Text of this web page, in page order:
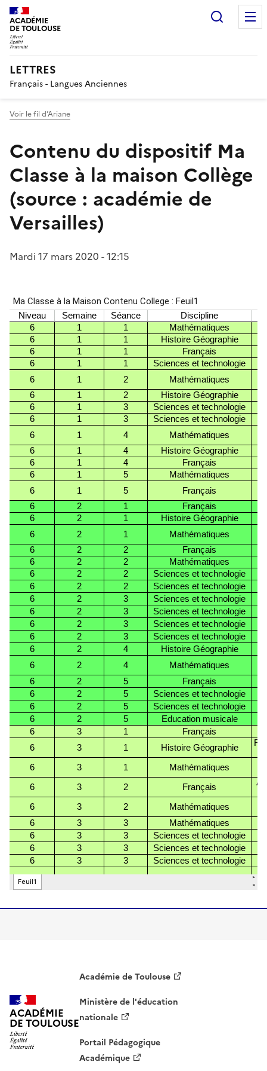
ACADÉMIE
DE TOULOUSE
LETTRES
Français - Langues Anciennes
Voir le fil d’Ariane
Contenu du dispositif Ma
Classe à la maison Collège
(source : académie de
Versailles)
Mardi 17 mars 2020 - 12:15
ACADÉMIE
DE TOULOUSE
Académie de Toulouse
Ministère de l'éducation
nationale
Portail Pédagogique
Académique